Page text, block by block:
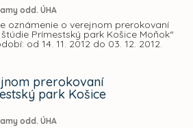
odd. ÚHA
oznámenie o verejnom prerokovaní
Prímestský park Košice Moňok“
od 14. 11. 2012 do 03. 12. 2012.
prerokovaní
park Košice
odd. ÚHA